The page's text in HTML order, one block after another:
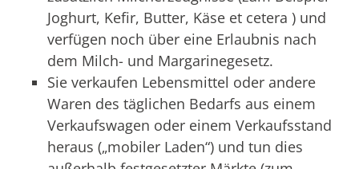
Joghurt, Kefir, Butter, Käse et cetera ) und
verfügen noch über eine Erlaubnis nach
dem Milch- und Margarinegesetz.
Sie verkaufen Lebensmittel oder andere
Waren des täglichen Bedarfs aus einem
Verkaufswagen oder einem Verkaufsstand
heraus („mobiler Laden“) und tun dies